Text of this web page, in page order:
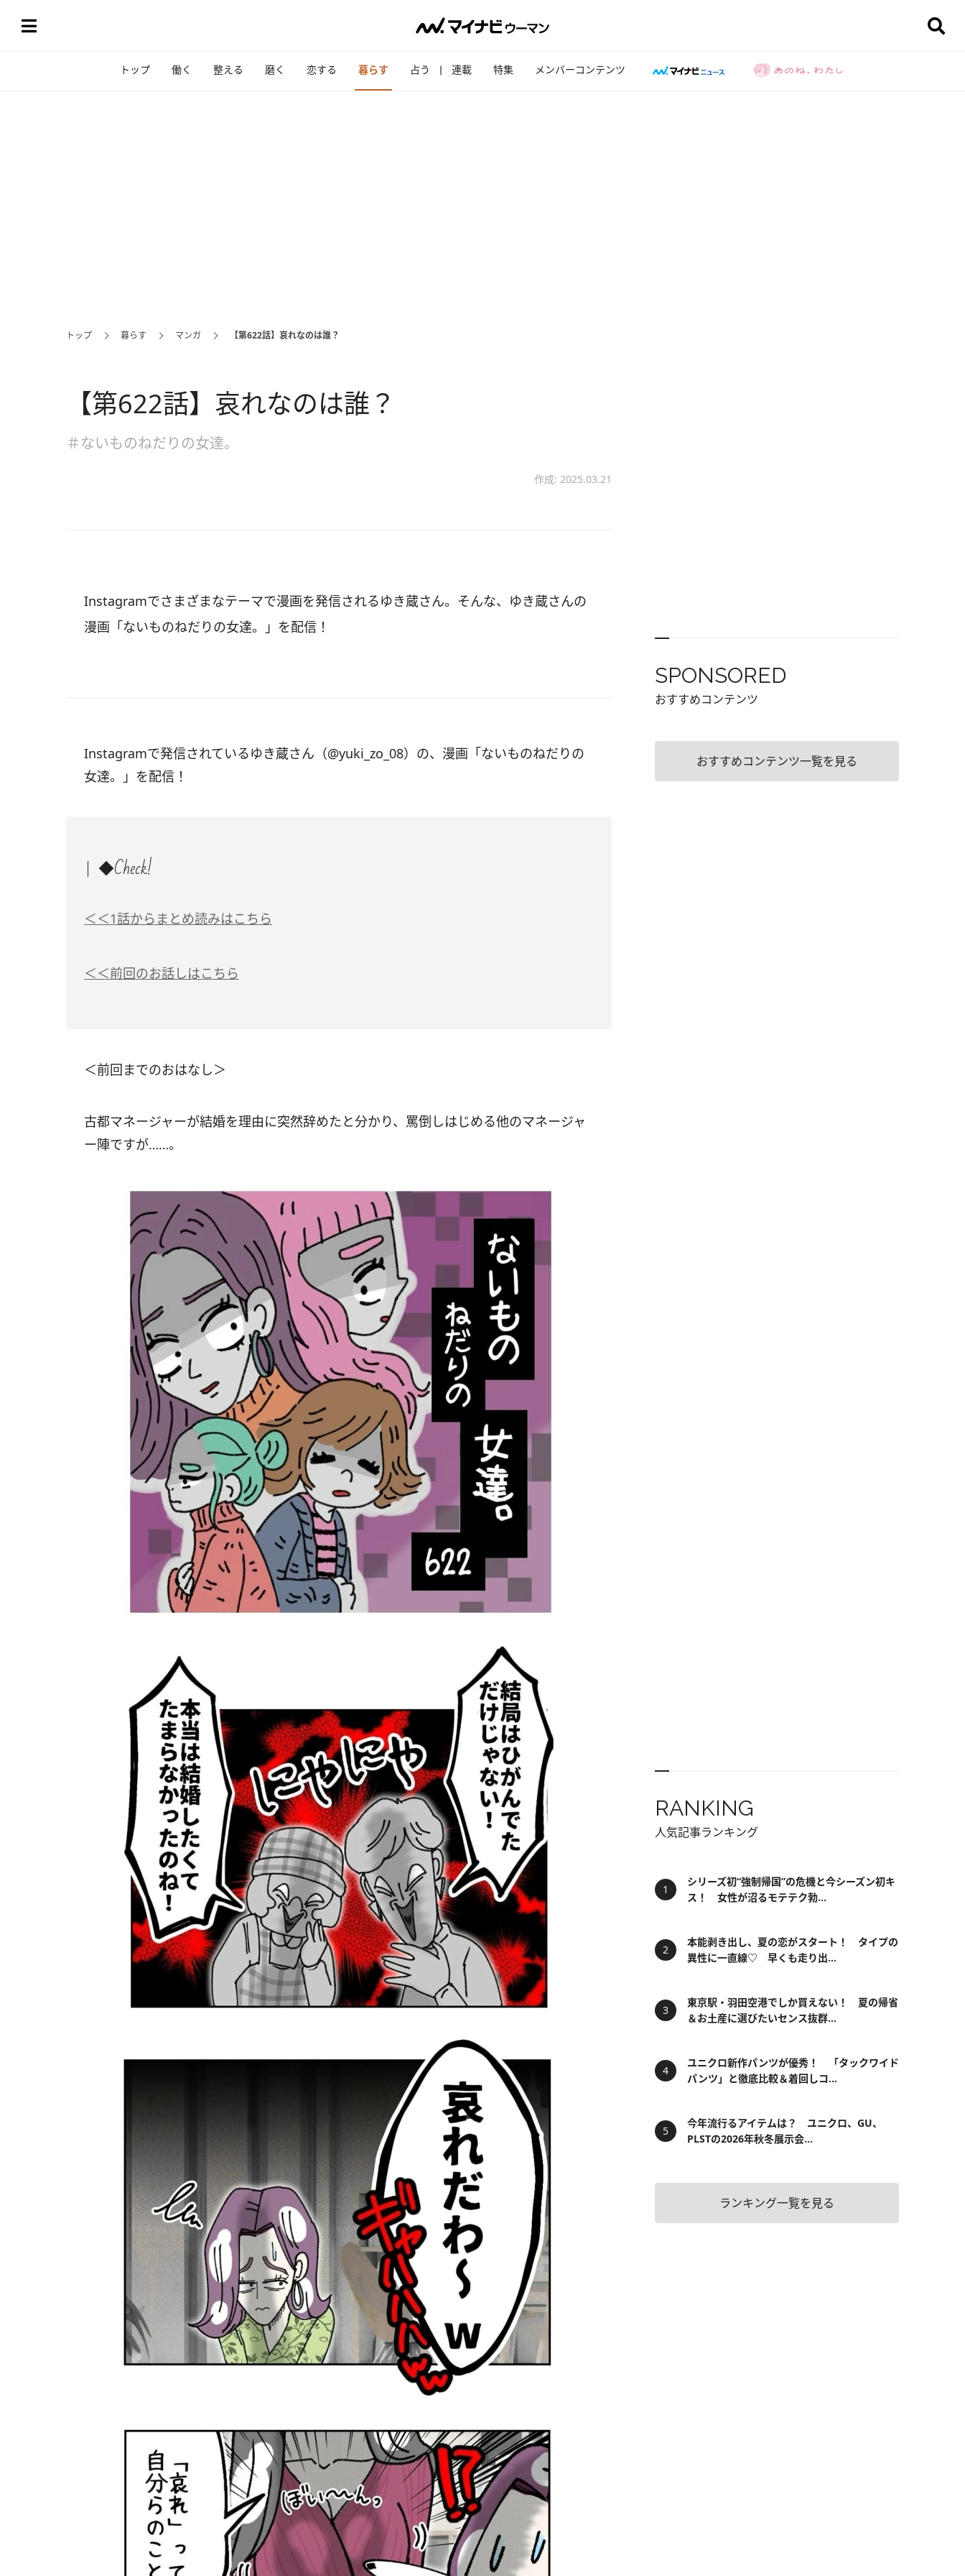
トップ 働く 整える 磨く 恋する 暮らす 占う 連載 特集 メンバーコンテンツ
トップ 暮らす マンガ 【第622話】哀れなのは誰？
【第622話】哀れなのは誰？
＃ないものねだりの女達。
作成: 2025.03.21
Instagramでさまざまなテーマで漫画を発信されるゆき蔵さん。そんな、ゆき蔵さんの
漫画「ないものねだりの女達。」を配信！
Instagramで発信されているゆき蔵さん（@yuki_zo_08）の、漫画「ないものねだりの
女達。」を配信！
◆Check!
＜＜1話からまとめ読みはこちら
＜＜前回のお話しはこちら
＜前回までのおはなし＞
古都マネージャーが結婚を理由に突然辞めたと分かり、罵倒しはじめる他のマネージャ
ー陣ですが……。
SPONSORED
おすすめコンテンツ
おすすめコンテンツ一覧を見る
RANKING
人気記事ランキング
シリーズ初“強制帰国”の危機と今シーズン初キ
ス！ 女性が沼るモテテク勃...
本能剥き出し、夏の恋がスタート！ タイプの
異性に一直線♡ 早くも走り出...
東京駅・羽田空港でしか買えない！ 夏の帰省
＆お土産に選びたいセンス抜群...
ユニクロ新作パンツが優秀！ 「タックワイド
パンツ」と徹底比較＆着回しコ...
今年流行るアイテムは？ ユニクロ、GU、
PLSTの2026年秋冬展示会...
ランキング一覧を見る